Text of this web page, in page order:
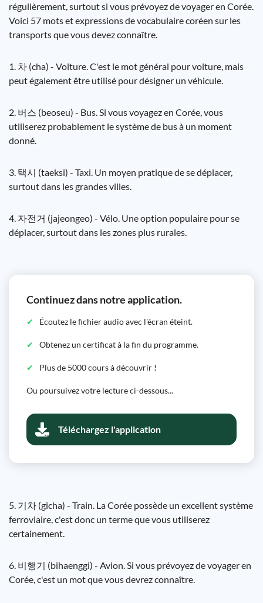
régulièrement, surtout si vous prévoyez de voyager en Corée.
Voici 57 mots et expressions de vocabulaire coréen sur les
transports que vous devez connaître.
1. 차 (cha) - Voiture. C'est le mot général pour voiture, mais
peut également être utilisé pour désigner un véhicule.
2. 버스 (beoseu) - Bus. Si vous voyagez en Corée, vous
utiliserez probablement le système de bus à un moment
donné.
3. 택시 (taeksi) - Taxi. Un moyen pratique de se déplacer,
surtout dans les grandes villes.
4. 자전거 (jajeongeo) - Vélo. Une option populaire pour se
déplacer, surtout dans les zones plus rurales.
Continuez dans notre application.
Écoutez le fichier audio avec l'écran éteint.
Obtenez un certificat à la fin du programme.
Plus de 5000 cours à découvrir !
Ou poursuivez votre lecture ci-dessous...
Téléchargez l'application
5. 기차 (gicha) - Train. La Corée possède un excellent système
ferroviaire, c'est donc un terme que vous utiliserez
certainement.
6. 비행기 (bihaenggi) - Avion. Si vous prévoyez de voyager en
Corée, c'est un mot que vous devrez connaître.